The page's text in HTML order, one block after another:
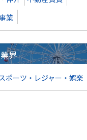
業
界
ポーツ・レジャー・娯楽